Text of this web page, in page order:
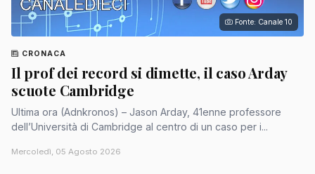
Fonte: Canale 10
CRONACA
Il prof dei record si dimette, il caso Arday
scuote Cambridge
Ultima ora (Adnkronos) – Jason Arday, 41enne professore
dell’Università di Cambridge al centro di un caso per i...
Mercoledì, 05 Agosto 2026